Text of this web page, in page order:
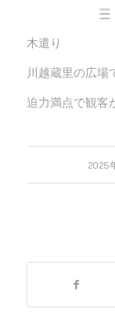
木遣り
川越蔵里の広場
迫力満点で観客
2025/